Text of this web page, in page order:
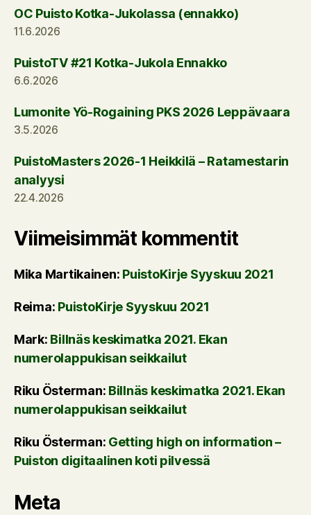
OC Puisto Kotka-Jukolassa (ennakko)
11.6.2026
PuistoTV #21 Kotka-Jukola Ennakko
6.6.2026
Lumonite Yö-Rogaining PKS 2026 Leppävaara
3.5.2026
PuistoMasters 2026-1 Heikkilä – Ratamestarin
analyysi
22.4.2026
Viimeisimmät kommentit
Mika Martikainen: PuistoKirje Syyskuu 2021
Reima: PuistoKirje Syyskuu 2021
Mark: Billnäs keskimatka 2021. Ekan
numerolappukisan seikkailut
Riku Österman: Billnäs keskimatka 2021. Ekan
numerolappukisan seikkailut
Riku Österman: Getting high on information –
Puiston digitaalinen koti pilvessä
Meta